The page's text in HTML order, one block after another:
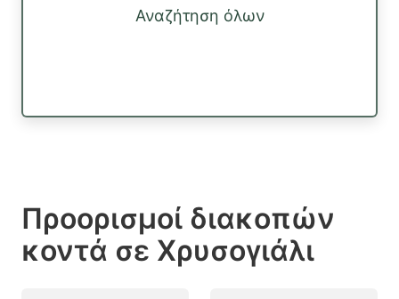
Αναζήτηση όλων
Προορισμοί διακοπών
κοντά σε Χρυσογιάλι